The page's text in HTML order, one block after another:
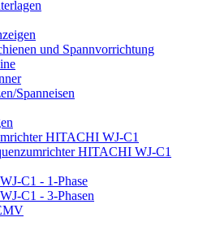
und Spannvorrichtung
Spanneisen
HITACHI WJ-C1
HITACHI WJ-C1
C1 - 1-Phase
C1 - 3-Phasen